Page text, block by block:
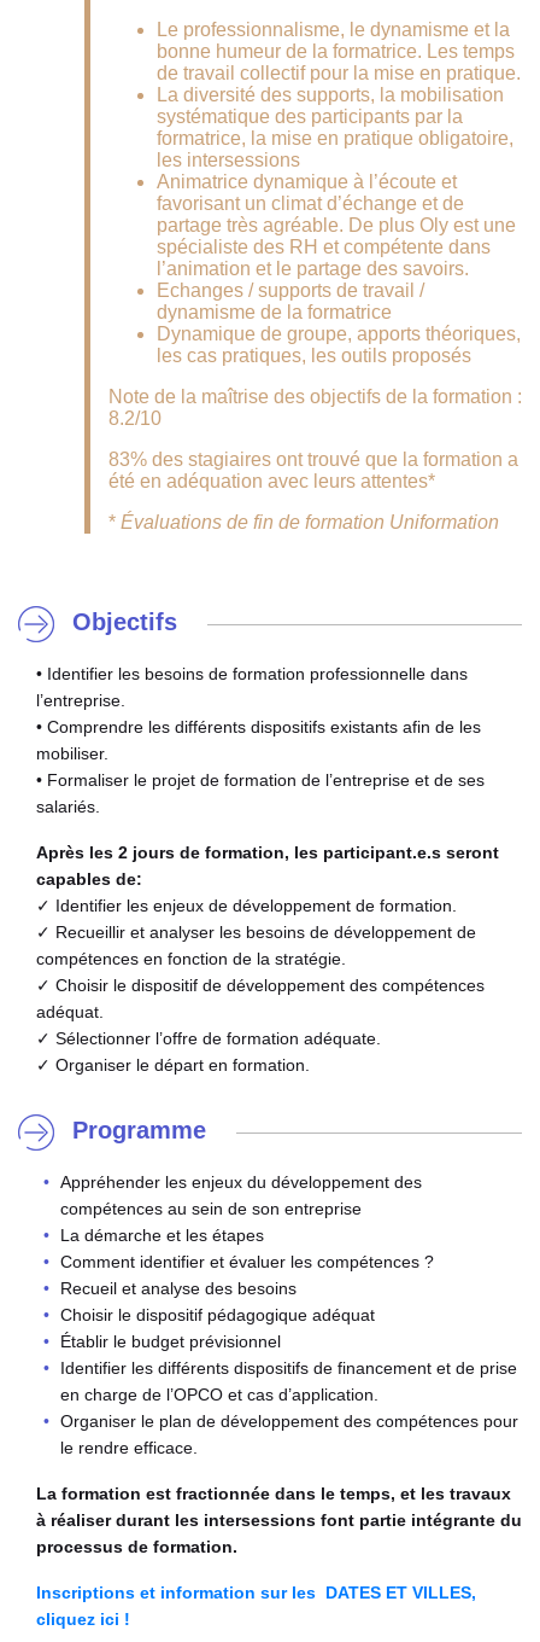
Le professionnalisme, le dynamisme et la
bonne humeur de la formatrice. Les temps
de travail collectif pour la mise en pratique.
La diversité des supports, la mobilisation
systématique des participants par la
formatrice, la mise en pratique obligatoire,
les intersessions
Animatrice dynamique à l’écoute et
favorisant un climat d’échange et de
partage très agréable. De plus Oly est une
spécialiste des RH et compétente dans
l’animation et le partage des savoirs.
Echanges / supports de travail /
dynamisme de la formatrice
Dynamique de groupe, apports théoriques,
les cas pratiques, les outils proposés
Note de la maîtrise des objectifs de la formation :
8.2/10
83% des stagiaires ont trouvé que la formation a
été en adéquation avec leurs attentes*
* Évaluations de fin de formation Uniformation
Objectifs
• Identifier les besoins de formation professionnelle dans
l’entreprise.
• Comprendre les différents dispositifs existants afin de les
mobiliser.
• Formaliser le projet de formation de l’entreprise et de ses
salariés.
Après les 2 jours de formation, les participant.e.s seront
capables de:
✓ Identifier les enjeux de développement de formation.
✓ Recueillir et analyser les besoins de développement de
compétences en fonction de la stratégie.
✓ Choisir le dispositif de développement des compétences
adéquat.
✓ Sélectionner l’offre de formation adéquate.
✓ Organiser le départ en formation.
Programme
Appréhender les enjeux du développement des
compétences au sein de son entreprise
La démarche et les étapes
Comment identifier et évaluer les compétences ?
Recueil et analyse des besoins
Choisir le dispositif pédagogique adéquat
Établir le budget prévisionnel
Identifier les différents dispositifs de financement et de prise
en charge de l’OPCO et cas d’application.
Organiser le plan de développement des compétences pour
le rendre efficace.
La formation est fractionnée dans le temps, et les travaux
à réaliser durant les intersessions font partie intégrante du
processus de formation.
Inscriptions et information sur les DATES ET VILLES,
cliquez ici !